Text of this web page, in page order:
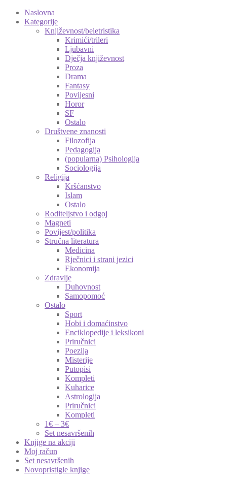
Naslovna
Kategorije
Književnost/beletristika
Krimići/trileri
Ljubavni
Dječja književnost
Proza
Drama
Fantasy
Povijesni
Horor
SF
Ostalo
Društvene znanosti
Filozofija
Pedagogija
(popularna) Psihologija
Sociologija
Religija
Kršćanstvo
Islam
Ostalo
Roditeljstvo i odgoj
Magneti
Povijest/politika
Stručna literatura
Medicina
Rječnici i strani jezici
Ekonomija
Zdravlje
Duhovnost
Samopomoć
Ostalo
Sport
Hobi i domaćinstvo
Enciklopedije i leksikoni
Priručnici
Poezija
Misterije
Putopisi
Kompleti
Kuharice
Astrologija
Priručnici
Kompleti
1€ – 3€
Set nesavršenih
Knjige na akciji
Moj račun
Set nesavršenih
Novopristigle knjige